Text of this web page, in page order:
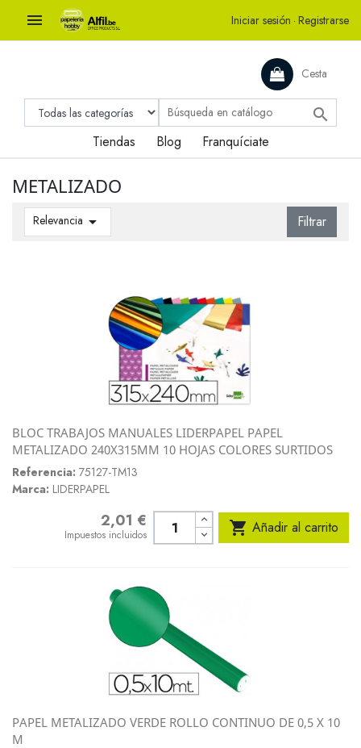
 Iniciar sesión · Registrarse
Cesta

Tiendas Blog Franquíciate
METALIZADO
Relevancia  Filtrar
BLOC TRABAJOS MANUALES LIDERPAPEL PAPEL
METALIZADO 240X315MM 10 HOJAS COLORES SURTIDOS
Referencia: 75127-TM13
Marca: LIDERPAPEL
2,01 €
Impuestos incluidos  Añadir al carrito
PAPEL METALIZADO VERDE ROLLO CONTINUO DE 0,5 X 10
M